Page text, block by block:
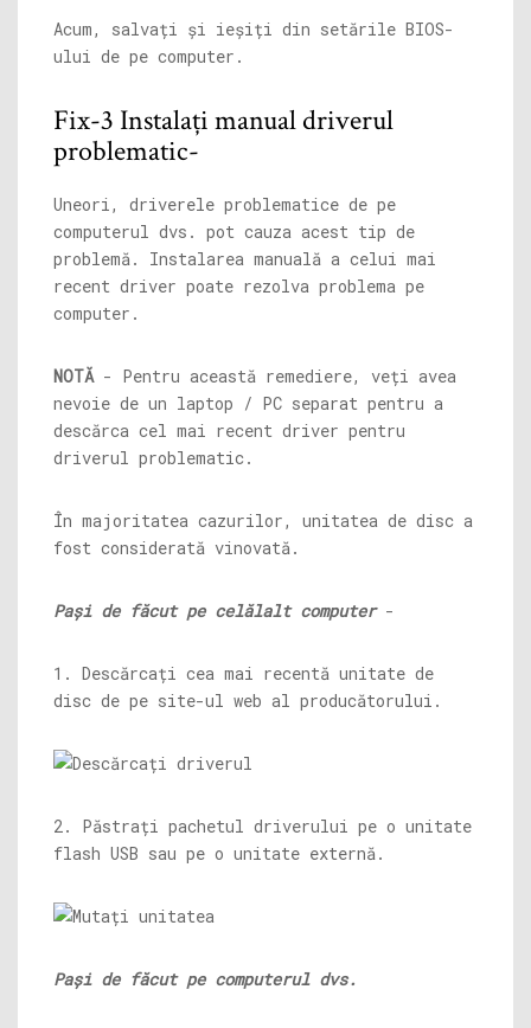
Acum, salvați și ieșiți din setările BIOS-
ului de pe computer.
Fix-3 Instalați manual driverul
problematic-
Uneori, driverele problematice de pe
computerul dvs. pot cauza acest tip de
problemă. Instalarea manuală a celui mai
recent driver poate rezolva problema pe
computer.
NOTĂ- Pentru această remediere, veți avea
nevoie de un laptop / PC separat pentru a
descărca cel mai recent driver pentru
driverul problematic.
În majoritatea cazurilor, unitatea de disc a
fost considerată vinovată.
Pași de făcut pe celălalt computer -
1. Descărcați cea mai recentă unitate de
disc de pe site-ul web al producătorului.
2. Păstrați pachetul driverului pe o unitate
flash USB sau pe o unitate externă.
Pași de făcut pe computerul dvs.